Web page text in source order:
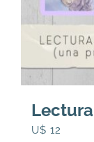
U$ 12